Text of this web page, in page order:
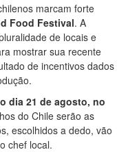
marcam forte
Food Festival. A
de locais e
mostrar sua recente
de incentivos dados
dia 21 de agosto, no
do Chile serão as
escolhidos a dedo, vão
chef local.